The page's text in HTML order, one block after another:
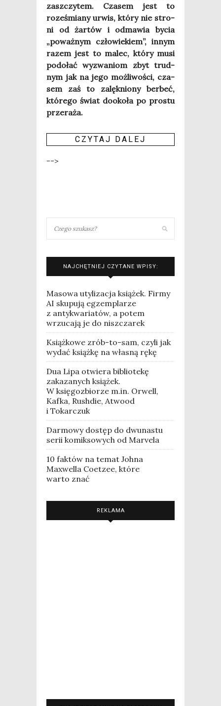
zaszczy­tem. Cza­sem jest to
roze­śmia­ny urwis, któ­ry nie stro­
ni od żar­tów i odma­wia bycia
„poważ­nym czło­wie­kiem”, innym
razem jest to malec, któ­ry musi
podo­łać wyzwa­niom zbyt trud­
nym jak na jego moż­li­wo­ści, cza­
sem zaś to zalęk­nio­ny ber­beć,
któ­re­go świat dooko­ła po pro­stu
przeraża.
CZY­TAJ DALEJ
-->
NAJCHĘTNIEJ CZYTANE WPISY:
Masowa utylizacja książek. Firmy
AI skupują egzemplarze
z antykwariatów, a potem
wrzucają je do niszczarek
Książkowe zrób-to-sam, czyli jak
wydać książkę na własną rękę
Dua Lipa otwiera bibliotekę
zakazanych książek.
W księgozbiorze m.in. Orwell,
Kafka, Rushdie, Atwood
i Tokarczuk
Darmowy dostęp do dwunastu
serii komiksowych od Marvela
10 faktów na temat Johna
Maxwella Coetzee, które
warto znać
REKLAMA